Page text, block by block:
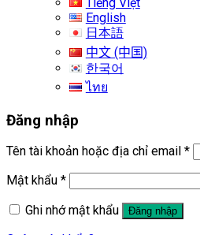
English
日本語
中文 (中国)
한국어
ไทย
Đăng nhập
Tên tài khoản hoặc địa chỉ email *
Mật khẩu *
Ghi nhớ mật khẩu
Đăng nhập